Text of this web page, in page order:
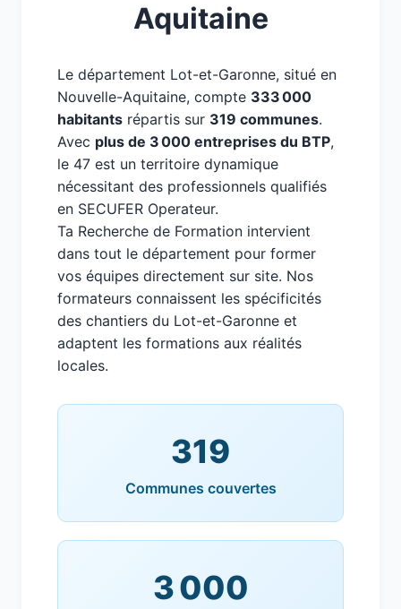
Aquitaine
Le département Lot-et-Garonne, situé en
Nouvelle-Aquitaine, compte 333 000
habitants répartis sur 319 communes.
Avec plus de 3 000 entreprises du BTP,
le 47 est un territoire dynamique
nécessitant des professionnels qualifiés
en SECUFER Operateur.
Ta Recherche de Formation intervient
dans tout le département pour former
vos équipes directement sur site. Nos
formateurs connaissent les spécificités
des chantiers du Lot-et-Garonne et
adaptent les formations aux réalités
locales.
319
Communes couvertes
3 000